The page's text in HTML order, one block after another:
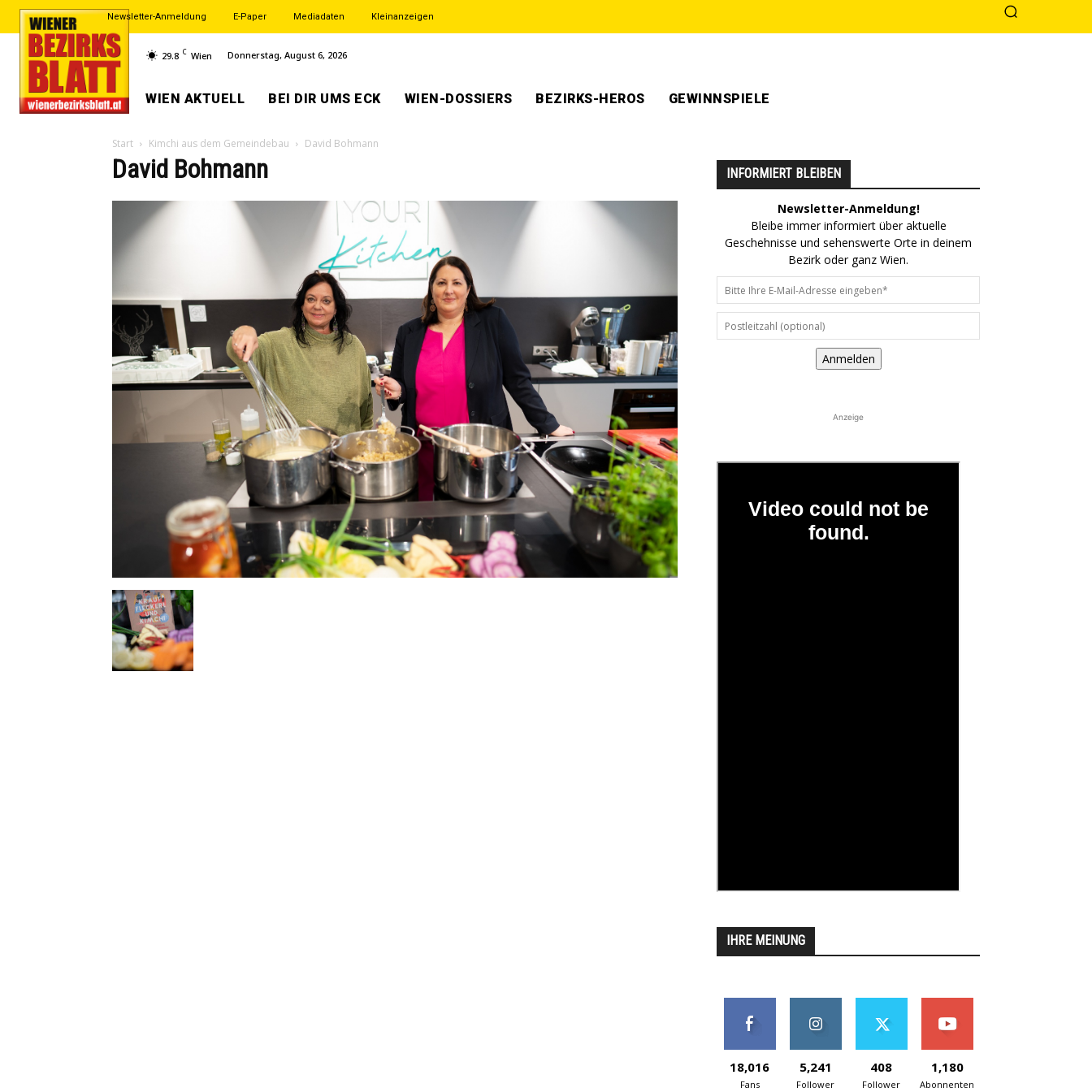
Newsletter-Anmeldung E-Paper Mediadaten Kleinanzeigen
29.8 C Wien Donnerstag, August 6, 2026
WIEN AKTUELL BEI DIR UMS ECK WIEN-DOSSIERS BEZIRKS-HEROS GEWINNSPIELE
Start Kimchi aus dem Gemeindebau David Bohmann
David Bohmann INFORMIERT BLEIBEN
Newsletter-Anmeldung!
Bleibe immer informiert über aktuelle
Geschehnisse und sehenswerte Orte in deinem
Bezirk oder ganz Wien.
Anmelden
Anzeige
IHRE MEINUNG
18,016
Fans
5,241
Follower
408
Follower
1,180
Abonnenten